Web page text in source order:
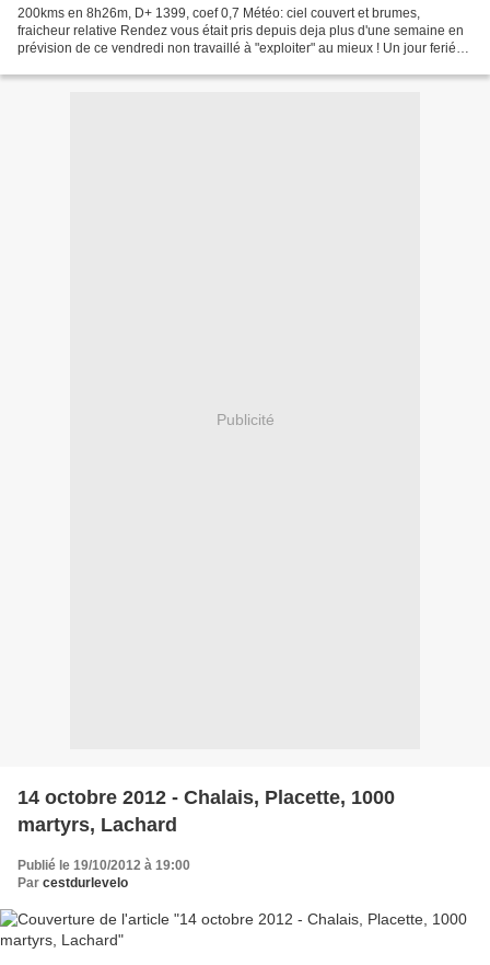
200kms en 8h26m, D+ 1399, coef 0,7 Météo: ciel couvert et brumes,
fraicheur relative Rendez vous était pris depuis deja plus d'une semaine en
prévision de ce vendredi non travaillé à "exploiter" au mieux ! Un jour ferié
Publicité
14 octobre 2012 - Chalais, Placette, 1000
martyrs, Lachard
Publié le 19/10/2012 à 19:00
Par cestdurlevelo